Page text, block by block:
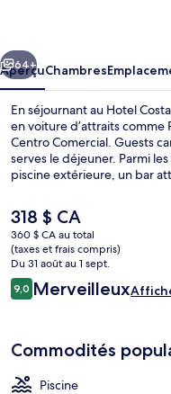
Suivant
64+
AperçuChambres
En séjournant au Hotel
en voiture d’attraits comme
Centro Comercial. Guests
serves le déjeuner. Parmi
piscine extérieure, un bar
de l’hébergement sont des
Le
prix
actuel
est
de 318 $ CA
318 $ CA
360 $ CA au total
(taxes et frais compris)
Du 31 août au 1 sept.
Avis
9,09,0 sur 10 –
Merveilleux
Commodités
Piscine